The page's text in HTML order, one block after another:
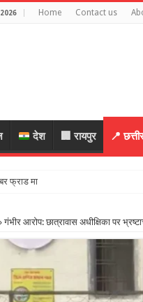
Home Contact us
देश 🏢 रायपुर 📍
फ्राड मामले में बीजेपी नेता गिरफ
गंभीर आरोप: छात्रावास अधीक्षिका पर